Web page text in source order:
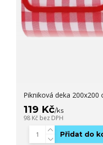
Pikniková deka 200x200
119 Kč/ks
98 Kč bez DPH
Přidat do